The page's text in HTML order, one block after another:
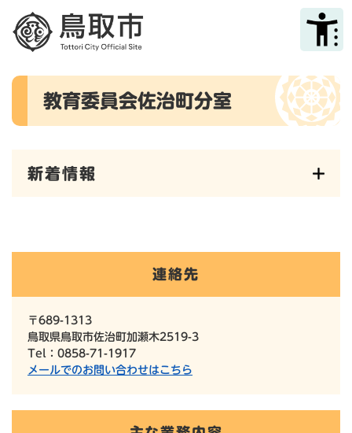
メニューを飛ばして本文へ
本
教育委員会佐治町分室
新着情報
連絡先
〒689-1313
鳥取県鳥取市佐治町加瀬木2519-3
Tel：0858-71-1917
メールでのお問い合わせはこちら